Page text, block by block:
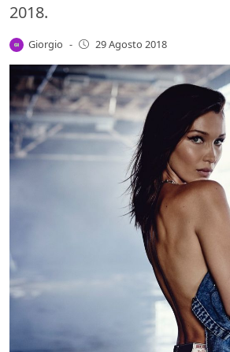
2018.
Giorgio - 29 Agosto 2018